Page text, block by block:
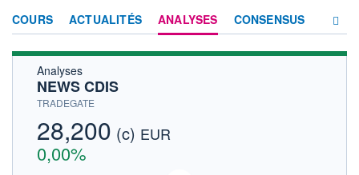
COURS ACTUALITÉS ANALYSES CONSENSUS
Analyses
NEWS CDIS
TRADEGATE
28,200 (c) EUR
0,00%